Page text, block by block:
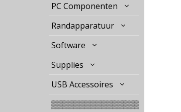
PC Componenten
Randapparatuur
Software
Supplies
USB Accessoires
▒▒▒▒▒▒▒▒▒▒▒▒▒▒▒▒